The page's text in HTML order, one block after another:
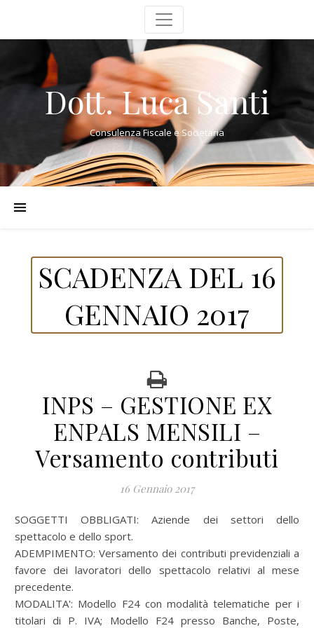
Dott. Luca Santi
Consulenza Fiscale e Societaria
SCADENZA DEL 16
GENNAIO 2017
INPS – GESTIONE EX
ENPALS MENSILI –
Versamento contributi
16 Gennaio 2017
SOGGETTI OBBLIGATI: Aziende dei settori dello
spettacolo e dello sport.
ADEMPIMENTO: Versamento dei contributi previdenziali a
favore dei lavoratori dello spettacolo relativi al mese
precedente.
MODALITA': Modello F24 con modalità telematiche per i
titolari di P. IVA; Modello F24 presso Banche, Poste,